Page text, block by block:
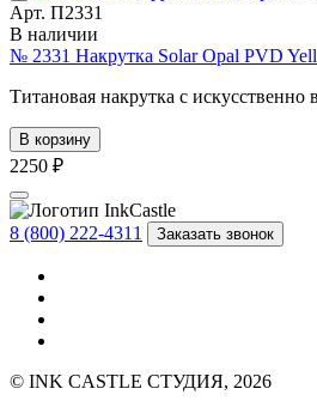
Арт. П2331
В наличии
№ 2331 Накрутка Solar Opal PVD
Титановая накрутка с
В корзину
2250 ₽
8 (800) 222-4311 Заказать звонок
© INK CASTLE СТУДИЯ, 2026